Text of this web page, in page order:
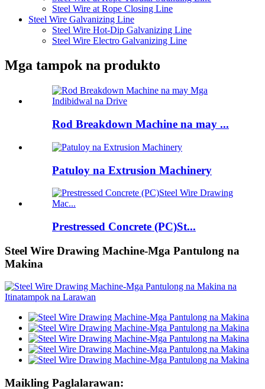
Steel Wire at Rope Closing Line
Steel Wire Galvanizing Line
Steel Wire Hot-Dip Galvanizing Line
Steel Wire Electro Galvanizing Line
Mga tampok na produkto
Rod Breakdown Machine na may ...
Patuloy na Extrusion Machinery
Prestressed Concrete (PC)St...
Steel Wire Drawing Machine-Mga Pantulong na
Makina
Maikling Paglalarawan: